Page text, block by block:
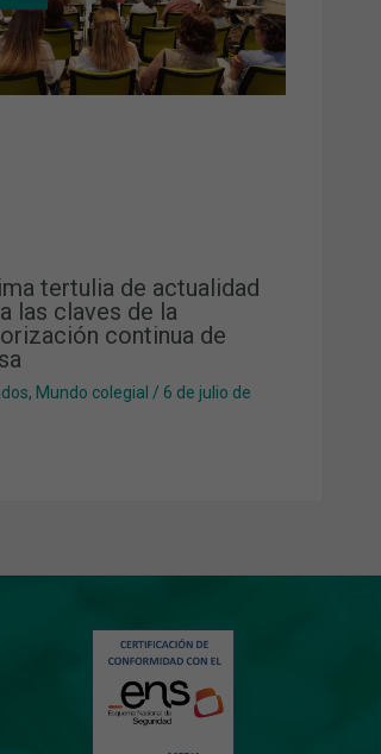
tertulia de actualidad
las claves de la
continua de
, Mundo colegial / 6 de julio de